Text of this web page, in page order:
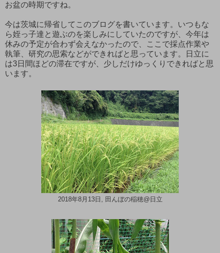
お盆の時期ですね。
今は茨城に帰省してこのブログを書いています。いつもな
ら姪っ子達と遊ぶのを楽しみにしていたのですが、今年は
休みの予定が合わず会えなかったので、ここで採点作業や
執筆、研究の思索などができればと思っています。日立に
は3日間ほどの滞在ですが、少しだけゆっくりできればと思
います。
2018年8月13日, 田んぼの稲穂@日立